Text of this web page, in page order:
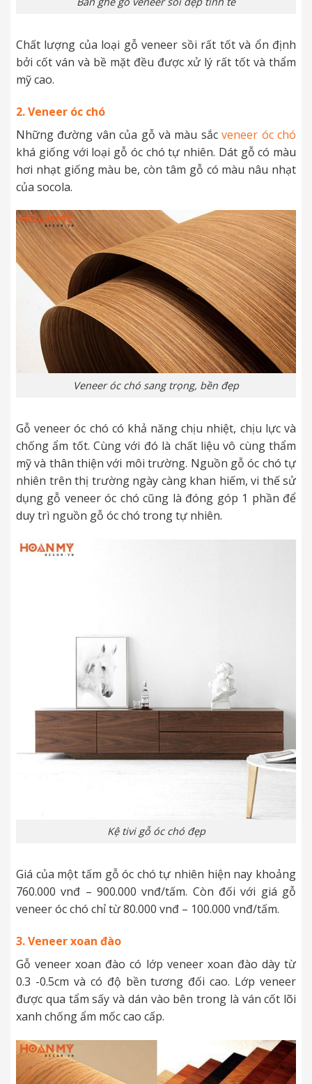
Chất lượng của loại gỗ veneer sồi rất tốt và ổn định
bởi cốt ván và bề mặt đều được xử lý rất tốt và thẩm
mỹ cao.
2. Veneer óc chó
Những đường vân của gỗ và màu sắcveneer óc chó
khá giống với loại gỗ óc chó tự nhiên. Dát gỗ có màu
hơi nhạt giống màu be, còn tâm gỗ có màu nâu nhạt
của socola.
Veneer óc chó sang trọng, bền đẹp
Gỗ veneer óc chó có khả năng chịu nhiệt, chịu lực và
chống ẩm tốt. Cùng với đó là chất liệu vô cùng thẩm
mỹ và thân thiện với môi trường. Nguồn gỗ óc chó tự
nhiên trên thị trường ngày càng khan hiếm, vi thế sử
dụng gỗ veneer óc chó cũng là đóng góp 1 phần để
duy trì nguồn gỗ óc chó trong tự nhiên.
Kệ tivi gỗ óc chó đẹp
Giá của một tấm gỗ óc chó tự nhiên hiện nay khoảng
760.000 vnđ – 900.000 vnđ/tấm. Còn đối với giá gỗ
veneer óc chó chỉ từ 80.000 vnđ – 100.000 vnđ/tấm.
3. Veneer xoan đào
Gỗ veneer xoan đào có lớp veneer xoan đào dày từ
0.3 -0.5cm và có độ bền tương đối cao. Lớp veneer
được qua tẩm sấy và dán vào bên trong là ván cốt lõi
xanh chống ẩm mốc cao cấp.